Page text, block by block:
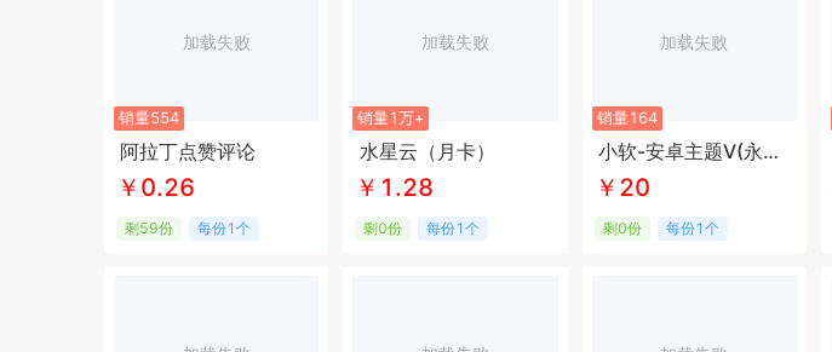
加载失败
销量554
阿拉丁点赞评论
￥0.26
剩59份 每份1个
加载失败
销量1万+
水星云（月卡）
￥1.28
剩0份 每份1个
加载失败
销量164
小软-安卓主题V(永久款)
￥20
剩0份 每份1个